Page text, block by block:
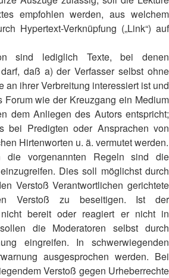
empfohlen werden, aus welchem
Hypertext-Verknüpfung („Link“) auf
sind lediglich Texte, bei denen
daß a) der Verfasser selbst ohne
an ihrer Verbreitung interessiert ist und
wie der Kreuzgang ein Medium
dem Anliegen des Autors entspricht;
bei Predigten oder Ansprachen von
Hirtenworten u. ä. vermutet werden.
die vorgenannten Regeln sind die
Dies soll möglichst durch
Verstoß Verantwortlichen gerichtete
Verstoß zu beseitigen. Ist der
bereit oder reagiert er nicht in
die Moderatoren selbst durch
eingreifen. In schwerwiegenden
ausgesprochen werden. Bei
Verstoß gegen Urheberrechte